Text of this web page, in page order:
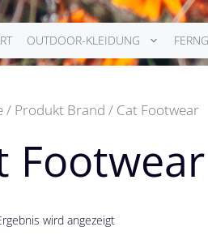
OUTDOOR-KLEIDUNG
/ Produkt Brand / Cat Footwear
Footwear
wird angezeigt